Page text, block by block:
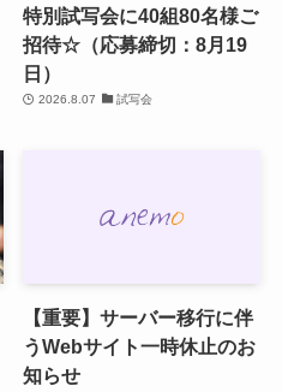
特別試写会に40組80名様ご
招待☆（応募締切：8月19
日）
2026.8.07 試写会
【重要】サーバー移行に伴
うWebサイト一時休止のお
知らせ